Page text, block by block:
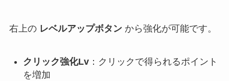
右上の レベルアップボタンから強化が可能です。
クリック強化Lv：クリックで得られるポイント
を増加